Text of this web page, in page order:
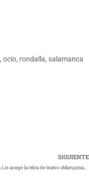
, ocio, rondalla, salamanca
SIGUIENTE
La Casa Lis acoge la obra de teatro «Marujonas» el sábado 29 de marzo